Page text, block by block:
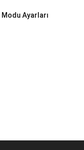
Ayarları